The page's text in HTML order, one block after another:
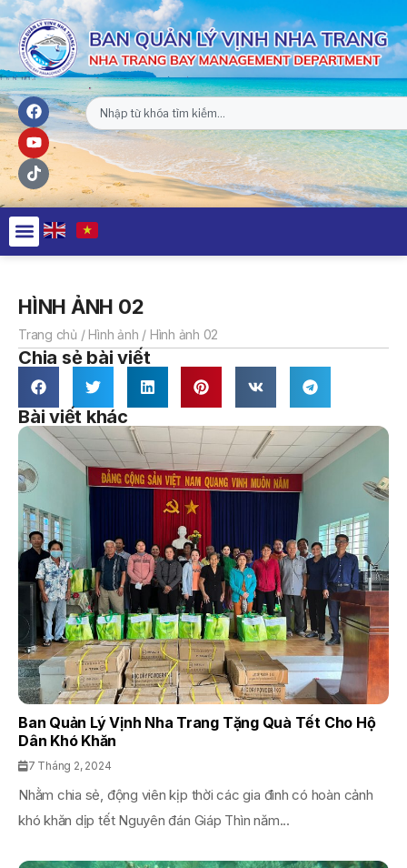
HÌNH ẢNH 02
Trang chủ / Hình ảnh / Hình ảnh 02
Chia sẻ bài viết
Bài viết khác
Ban Quản Lý Vịnh Nha Trang Tặng Quà Tết Cho Hộ
Dân Khó Khăn
7 Tháng 2, 2024
Nhằm chia sẻ, động viên kịp thời các gia đình có hoàn cảnh
khó khăn dịp tết Nguyên đán Giáp Thìn năm...